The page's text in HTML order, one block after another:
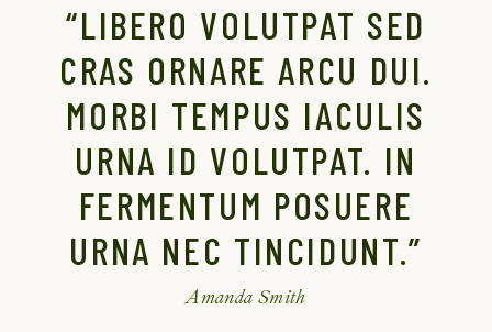
“LIBERO VOLUTPAT SED
CRAS ORNARE ARCU DUI.
MORBI TEMPUS IACULIS
URNA ID VOLUTPAT. IN
FERMENTUM POSUERE
URNA NEC TINCIDUNT.”
Amanda Smith